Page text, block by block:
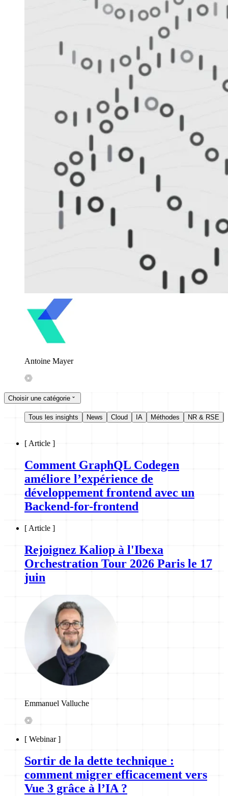
Antoine Mayer
Choisir une catégorie
Tous les insights News Cloud IA Méthodes NR & RSE
[ Article ]
Comment GraphQL Codegen
améliore l’expérience de
développement frontend avec un
Backend-for-frontend
[ Article ]
Rejoignez Kaliop à l'Ibexa
Orchestration Tour 2026 Paris le 17
juin
Emmanuel Valluche
[ Webinar]
Sortir de la dette technique :
comment migrer efficacement vers
Vue 3 grâce à l’IA ?